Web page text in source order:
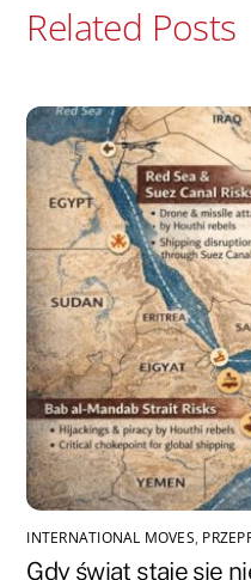
Related Posts
INTERNATIONAL MOVES,
Gdy świat staje się